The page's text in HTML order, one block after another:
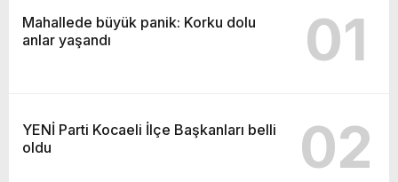
Mahallede büyük panik: Korku dolu
anlar yaşandı
01
YENİ Parti Kocaeli İlçe Başkanları belli
oldu
02